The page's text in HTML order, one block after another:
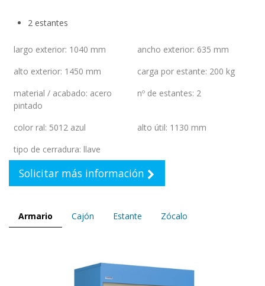
2 estantes
largo exterior: 1040 mm ancho exterior: 635 mm
alto exterior: 1450 mm carga por estante: 200 kg
material / acabado: acero
pintado
nº de estantes: 2
color ral: 5012 azul alto útil: 1130 mm
tipo de cerradura: llave
Solicitar más información
Armario Cajón Estante Zócalo